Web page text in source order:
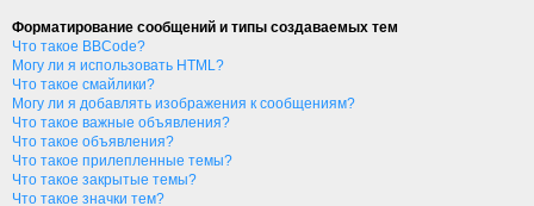
Форматирование сообщений и типы создаваемых тем
Что такое BBCode?
Могу ли я использовать HTML?
Что такое смайлики?
Могу ли я добавлять изображения к сообщениям?
Что такое важные объявления?
Что такое объявления?
Что такое прилепленные темы?
Что такое закрытые темы?
Что такое значки тем?